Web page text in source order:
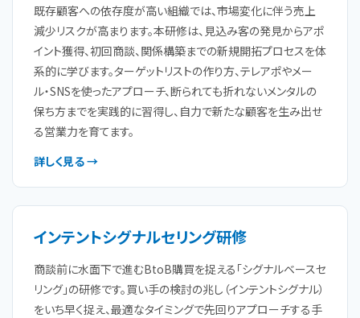
既存顧客への依存度が高い組織では、市場変化に伴う売上
減少リスクが高まります。本研修は、見込み客の発見からアポ
イント獲得、初回商談、関係構築までの新規開拓プロセスを体
系的に学びます。ターゲットリストの作り方、テレアポやメー
ル・SNSを使ったアプローチ、断られても折れないメンタルの
保ち方までを実践的に習得し、自力で新たな顧客を生み出せ
る営業力を育てます。
詳しく見る →
インテントシグナルセリング研修
商談前に水面下で進むBtoB購買を捉える「シグナルベースセ
リング」の研修です。買い手の検討の兆し（インテントシグナル）
をいち早く捉え、最適なタイミングで先回りアプローチする手